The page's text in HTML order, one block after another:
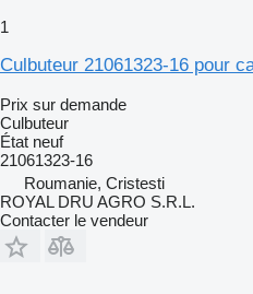
1
Culbuteur 21061323-16 pour
Prix sur demande
Culbuteur
État neuf
21061323-16
Roumanie, Cristesti
ROYAL DRU AGRO S.R.L.
Contacter le vendeur